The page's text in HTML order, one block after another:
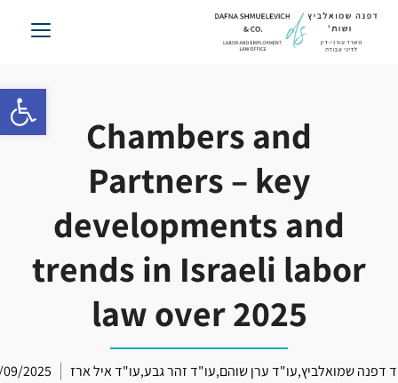
פתח
דלג
Chambers and
Partners – key
developments and
trends in Israeli labor
law over 2025
דפנה שמואלביץ,עו"ד ערן שוהם,עו"ד זהר גבע,עו"ד איל ארז 2025